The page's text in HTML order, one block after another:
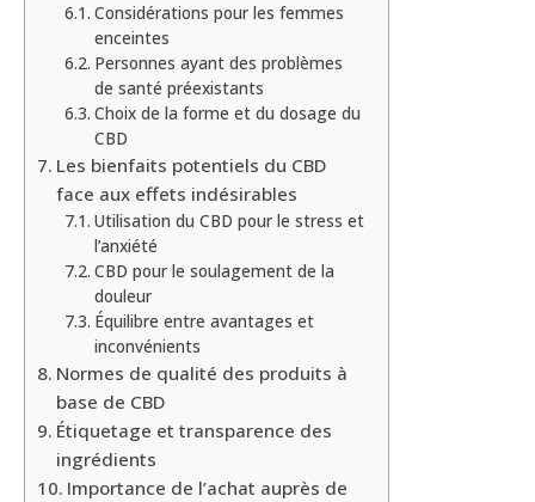
Considérations pour les femmes
enceintes
Personnes ayant des problèmes
de santé préexistants
Choix de la forme et du dosage du
CBD
Les bienfaits potentiels du CBD
face aux effets indésirables
Utilisation du CBD pour le stress et
l’anxiété
CBD pour le soulagement de la
douleur
Équilibre entre avantages et
inconvénients
Normes de qualité des produits à
base de CBD
Étiquetage et transparence des
ingrédients
Importance de l’achat auprès de